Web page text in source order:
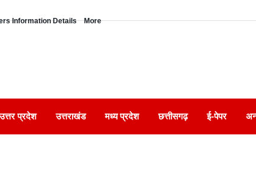
Information Details More
उत्तर प्रदेश उत्तराखंड मध्य प्रदेश छत्तीसगढ़ ई-पेपर